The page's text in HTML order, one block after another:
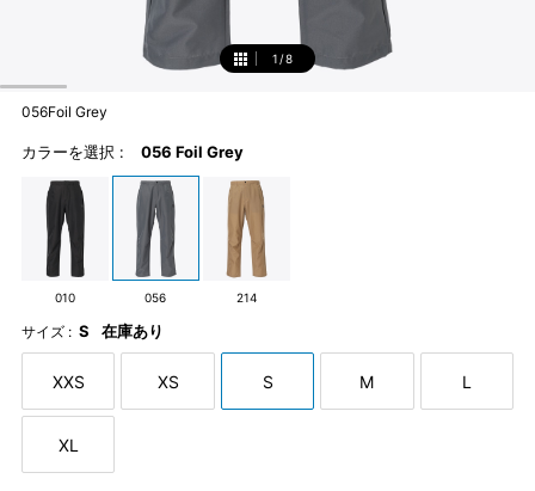
1 /8
056Foil Grey
カラーを選択 : 056 Foil Grey
010 056 214
サイズ : S 在庫あり
XXS XS S M L
XL